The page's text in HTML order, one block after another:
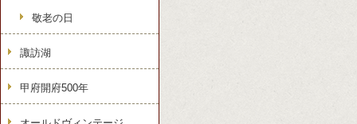
敬老の日
諏訪湖
甲府開府500年